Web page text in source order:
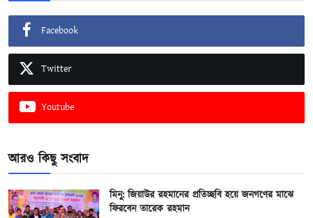
Facebook
Twitter
Youtube
আরও কিছু সংবাদ
মিনু: জিয়াউর রহমানের প্রতিচ্ছবি হয়ে জনগণের মাঝে
ফিরবেন তারেক রহমান